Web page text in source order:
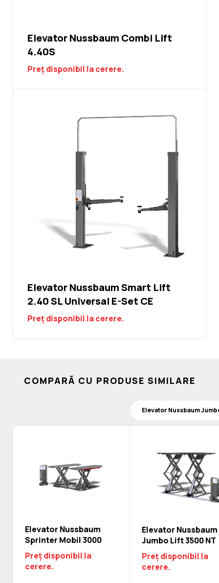
Elevator Nussbaum Combi Lift
4.40S
Preț disponibil la cerere.
Elevator Nussbaum Smart Lift
2.40 SL Universal E-Set CE
Preț disponibil la cerere.
COMPARĂ CU PRODUSE SIMILARE
Elevator Nussbaum
Sprinter Mobil 3000
Preț disponibil la
cerere.
Elevator Nussbaum
Jumbo Lift 3500 NT
Preț disponibil la
cerere.